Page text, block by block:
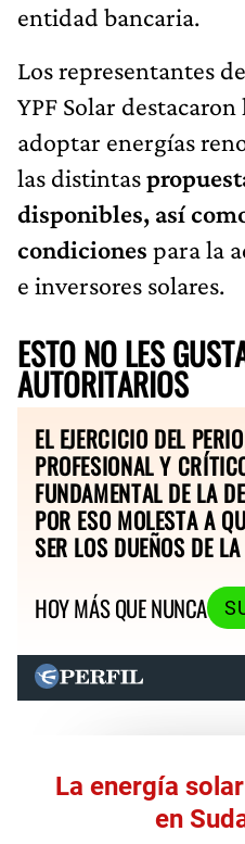
entidad bancaria.
Los representantes
YPF Solar
adoptar energías
las distintas
disponibles, así
condiciones para la
e inversores solares.
ESTO NO LES
AUTORITARIOS
EL EJERCICIO DEL
PROFESIONAL Y
FUNDAMENTAL DE LA
POR ESO MOLESTA A
SER LOS DUEÑOS DE
HOY MÁS QUE NUNCA
La energía
en